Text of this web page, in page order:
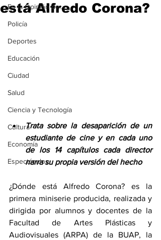
En la Opinión de...
Policía
Deportes
Educación
Ciudad
Salud
Ciencia y Tecnología
Cultura
Economía
Espectáculos
está Alfredo Corona?
Trata sobre la desaparición de un
estudiante de cine y en cada uno
de los 14 capítulos cada director
narra su propia versión del hecho
¿Dónde está Alfredo Corona? es la
primera miniserie producida, realizada y
dirigida por alumnos y docentes de la
Facultad de Artes Plásticas y
Audiovisuales (ARPA) de la BUAP, la